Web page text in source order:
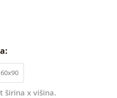
60x90
širina x višina.